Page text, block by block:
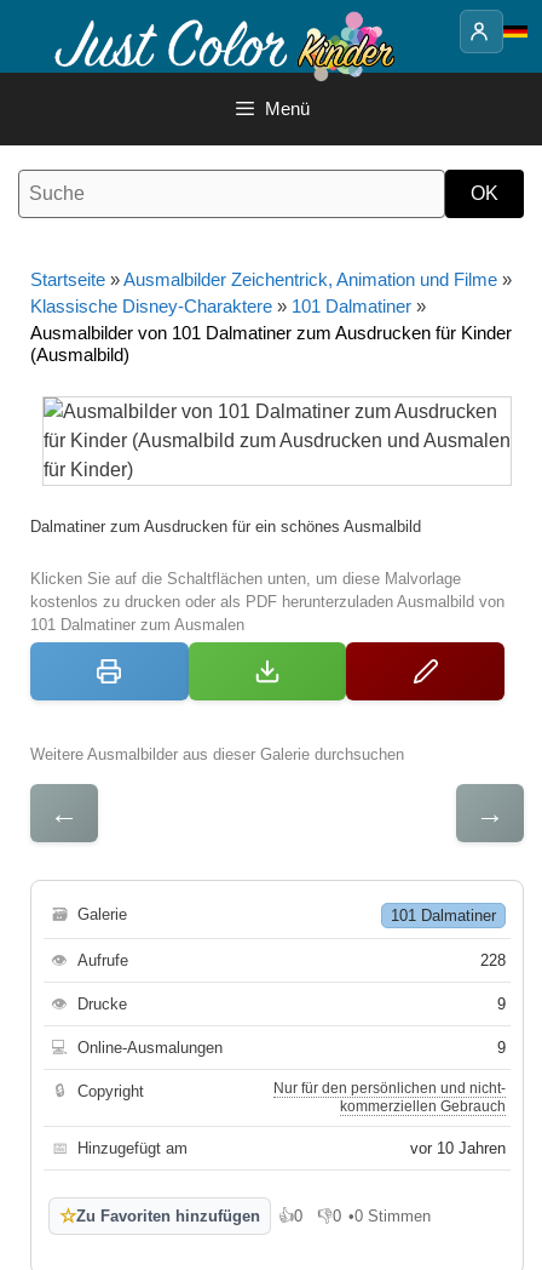
Inhalt
Menü
Startseite »Ausmalbilder Zeichentrick, Animation und Filme »
Klassische Disney-Charaktere » 101 Dalmatiner »
Ausmalbilder von 101 Dalmatiner zum Ausdrucken für Kinder
(Ausmalbild)
Dalmatiner zum Ausdrucken für ein schönes Ausmalbild
Klicken Sie auf die Schaltflächen unten, um diese Malvorlage
kostenlos zu drucken oder als PDF herunterzuladen Ausmalbild von
101 Dalmatiner zum Ausmalen
Weitere Ausmalbilder aus dieser Galerie durchsuchen
← →
🗃 Galerie 101 Dalmatiner
👁 Aufrufe 228
👁 Drucke 9
💻 Online-Ausmalungen 9
🔒 Copyright
Nur für den persönlichen und nicht-
kommerziellen Gebrauch
📅 Hinzugefügt am vor 10 Jahren
☆Zu Favoriten hinzufügen 👍0
Gefällt mir
👎0
Gefällt mir nicht
•0 Stimmen